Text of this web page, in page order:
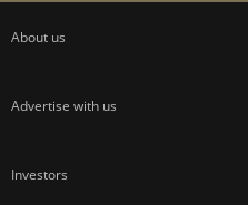
About us
Advertise with us
Investors